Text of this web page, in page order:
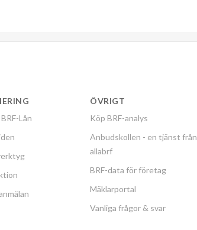
Lån
ÖVRIGT
Köp BRF-analys
Anbudskollen - en tjänst från
allabrf
BRF-data för företag
Mäklarportal
Vanliga frågor & svar